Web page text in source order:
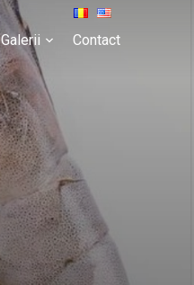
Galerii Contact